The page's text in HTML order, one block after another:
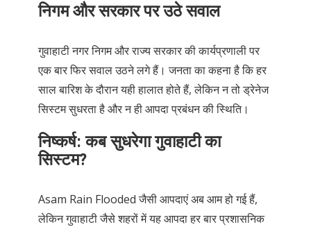
निगम और सरकार पर उठे सवाल
गुवाहाटी नगर निगम और राज्य सरकार की कार्यप्रणाली पर
एक बार फिर सवाल उठने लगे हैं। जनता का कहना है कि हर
साल बारिश के दौरान यही हालात होते हैं, लेकिन न तो ड्रेनेज
सिस्टम सुधरता है और न ही आपदा प्रबंधन की स्थिति।
निष्कर्ष: कब सुधरेगा गुवाहाटी का
सिस्टम?
Asam Rain Flooded जैसी आपदाएं अब आम हो गई हैं,
लेकिन गुवाहाटी जैसे शहरों में यह आपदा हर बार प्रशासनिक